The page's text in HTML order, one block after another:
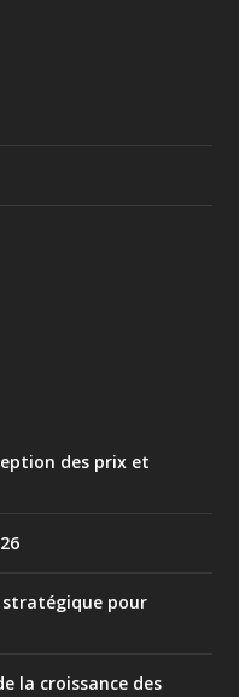
des prix et
stratégique pour
la croissance des